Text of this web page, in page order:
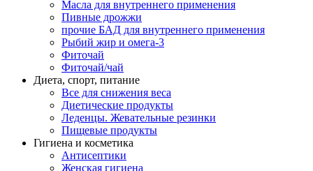
Масла для внутреннего применения
Пивные дрожжи
прочие БАД для внутреннего применения
Рыбий жир и омега-3
Фиточай
Фиточай/чай
Диета, спорт, питание
Все для снижения веса
Диетические продукты
Леденцы. Жевательные резинки
Пищевые продукты
Гигиена и косметика
Антисептики
Женская гигиена